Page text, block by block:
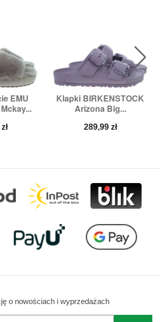
EMU
Klapki BIRKENSTOCK
Arizona Big...
Cena
289,99 zł
o nowościach i wyprzedażach